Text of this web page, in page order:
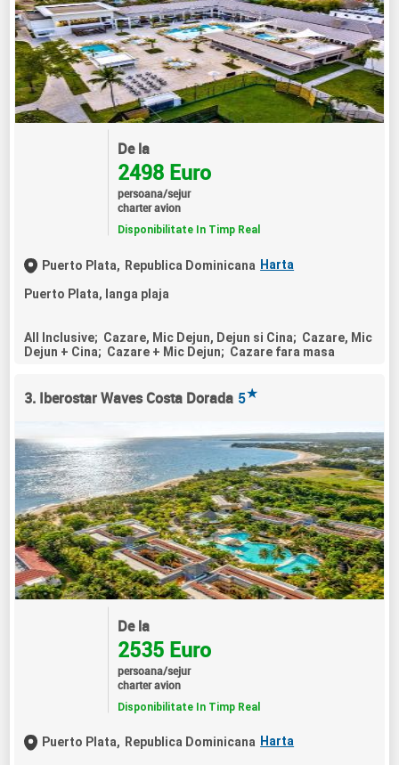
De la
2498 Euro
persoana/sejur
charter avion
Disponibilitate In Timp Real
Puerto Plata, Republica Dominicana Harta
Puerto Plata, langa plaja
All Inclusive; Cazare, Mic Dejun, Dejun si Cina; Cazare, Mic
Dejun + Cina; Cazare + Mic Dejun; Cazare fara masa
3. Iberostar Waves Costa Dorada 5★
De la
2535 Euro
persoana/sejur
charter avion
Disponibilitate In Timp Real
Puerto Plata, Republica Dominicana Harta